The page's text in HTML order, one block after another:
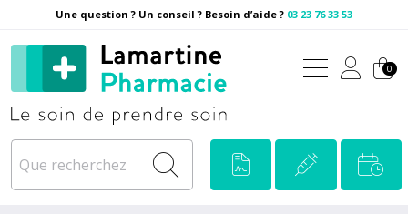
Une question ? Un conseil ? Besoin d’aide ? 03 23 76 33 53
Pharmacie Lamartine
0